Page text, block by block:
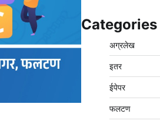
Categories
अग्रलेख
इतर
ईपेपर
फलटण